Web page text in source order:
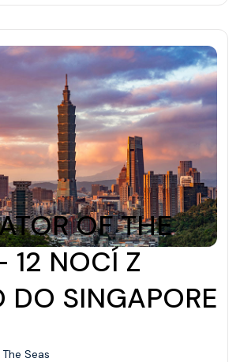
OF THE
12 NOCÍ Z
DO SINGAPORE
Seas